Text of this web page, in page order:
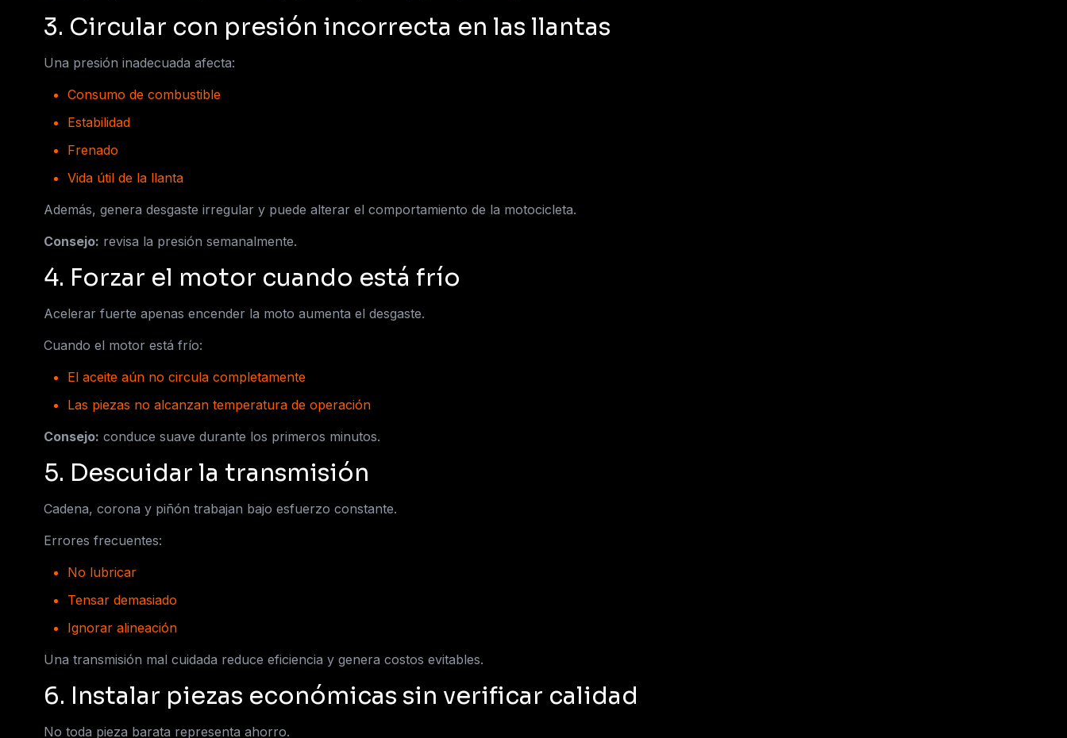
3. Circular con presión incorrecta en las llantas
Una presión inadecuada afecta:
Consumo de combustible
Estabilidad
Frenado
Vida útil de la llanta
Además, genera desgaste irregular y puede alterar el comportamiento de la motocicleta.
Consejo: revisa la presión semanalmente.
4. Forzar el motor cuando está frío
Acelerar fuerte apenas encender la moto aumenta el desgaste.
Cuando el motor está frío:
El aceite aún no circula completamente
Las piezas no alcanzan temperatura de operación
Consejo: conduce suave durante los primeros minutos.
5. Descuidar la transmisión
Cadena, corona y piñón trabajan bajo esfuerzo constante.
Errores frecuentes:
No lubricar
Tensar demasiado
Ignorar alineación
Una transmisión mal cuidada reduce eficiencia y genera costos evitables.
6. Instalar piezas económicas sin verificar calidad
No toda pieza barata representa ahorro.